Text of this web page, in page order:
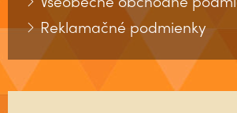
Reklamačné podmienky